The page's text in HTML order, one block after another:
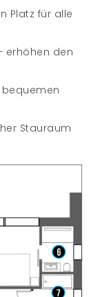
Platz für alle
erhöhen den
Stauraum